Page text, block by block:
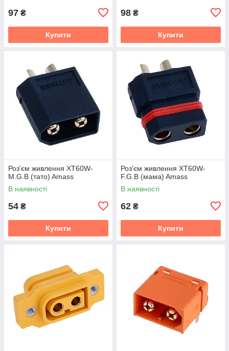
97 ₴
Купити
98 ₴
Купити
Роз'єм живлення XT60W-
M.G.B (тато) Amass
В наявності
54 ₴
Купити
Роз'єм живлення XT60W-
F.G.B (мама) Amass
В наявності
62 ₴
Купити